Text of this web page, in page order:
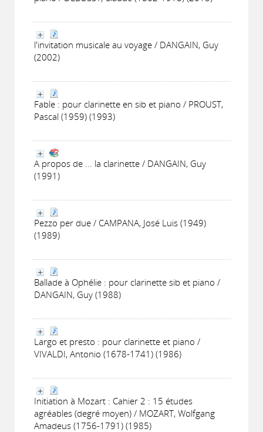
l'invitation musicale au voyage / DANGAIN, Guy
(2002)
Fable : pour clarinette en sib et piano / PROUST,
Pascal (1959) (1993)
A propos de ... la clarinette / DANGAIN, Guy
(1991)
Pezzo per due / CAMPANA, José Luis (1949)
(1989)
Ballade à Ophélie : pour clarinette sib et piano /
DANGAIN, Guy (1988)
Largo et presto : pour clarinette et piano /
VIVALDI, Antonio (1678-1741) (1986)
Initiation à Mozart : Cahier 2 : 15 études
agréables (degré moyen) / MOZART, Wolfgang
Amadeus (1756-1791) (1985)